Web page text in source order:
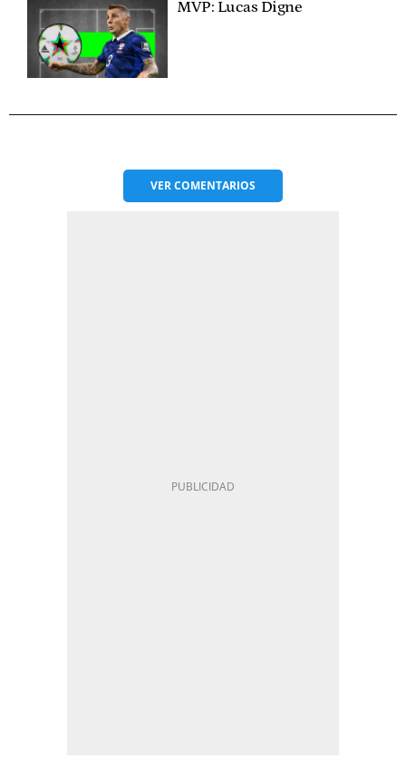
MVP: Lucas Digne
VERCOMENTARIOS